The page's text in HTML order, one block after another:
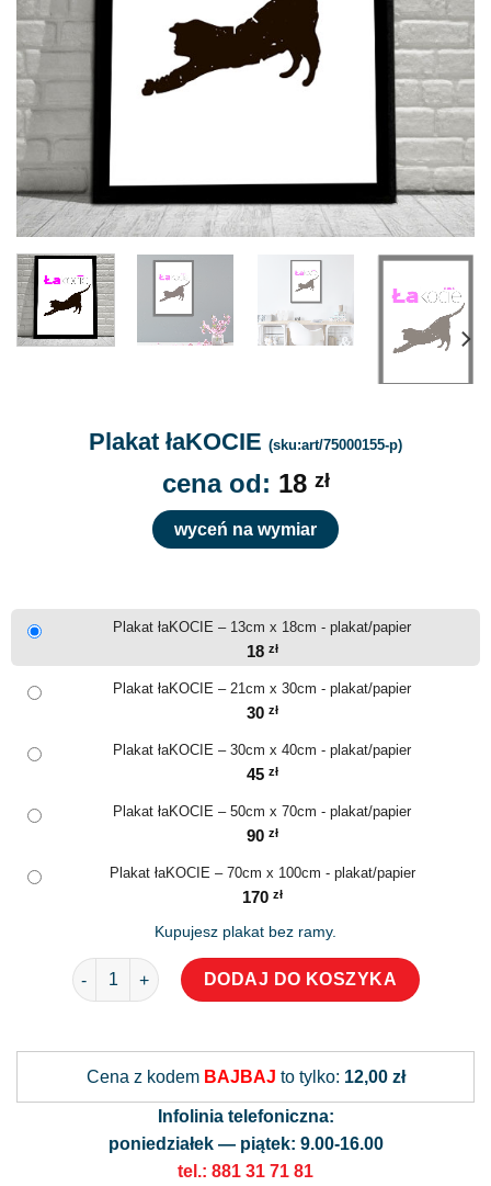
Plakat łaKOCIE (sku:art/75000155-p)
cena od: 18 zł
wyceń na wymiar
Plakat łaKOCIE – 13cm x 18cm - plakat/papier
18 zł
Plakat łaKOCIE – 21cm x 30cm - plakat/papier
30 zł
Plakat łaKOCIE – 30cm x 40cm - plakat/papier
45 zł
Plakat łaKOCIE – 50cm x 70cm - plakat/papier
90 zł
Plakat łaKOCIE – 70cm x 100cm - plakat/papier
170 zł
Kupujesz plakat bez ramy.
ilość Plakat łaKOCIE
DODAJ DO KOSZYKA
Cena z kodem BAJBAJ to tylko: 12,00 zł
Infolinia telefoniczna:
poniedziałek — piątek: 9.00-16.00
tel.: 881 31 71 81